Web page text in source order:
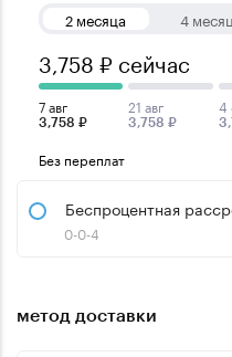
2 месяца 4
3,758 ₽ сейчас
7 авг
3,758 ₽
21 авг
3,758 ₽
4
Без переплат
Беспроцентная
0-0-4
метод доставки